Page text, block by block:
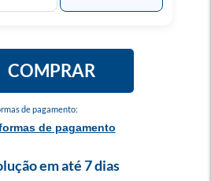
de pagamento:
de pagamento
COMPRAR
em até 7 dias